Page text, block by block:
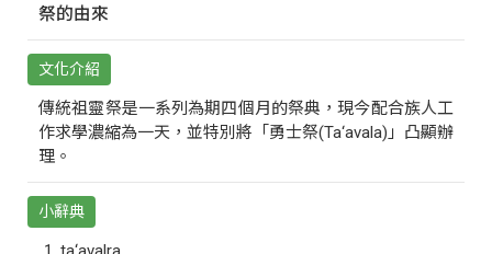
祭的由來
文化介紹
傳統祖靈祭是一系列為期四個月的祭典，現今配合族人工
作求學濃縮為一天，並特別將「勇士祭(Ta‘avala)」凸顯辦
理。
小辭典